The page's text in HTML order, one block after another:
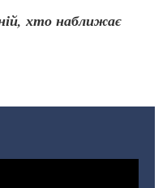
хто наближає